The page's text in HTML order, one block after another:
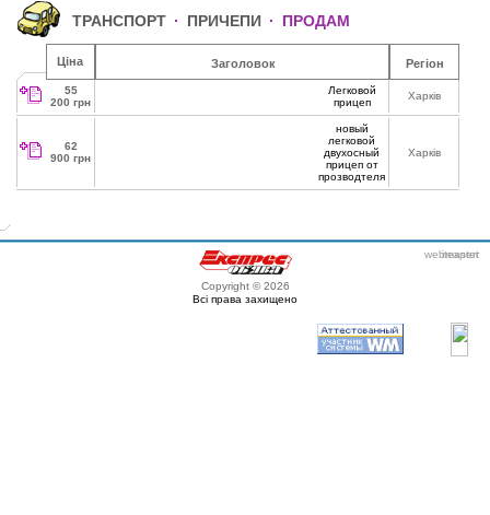
ТРАНСПОРТ · ПРИЧЕПИ · ПРОДАМ
Ціна Заголовок Регіон
55
200 грн
Легковой
прицеп
Харків
62
900 грн
новый
легковой
двухосный
прицеп от
прозводтеля
Харків
Copyright © 2026
Всі права захищено
webmaster
itexpert